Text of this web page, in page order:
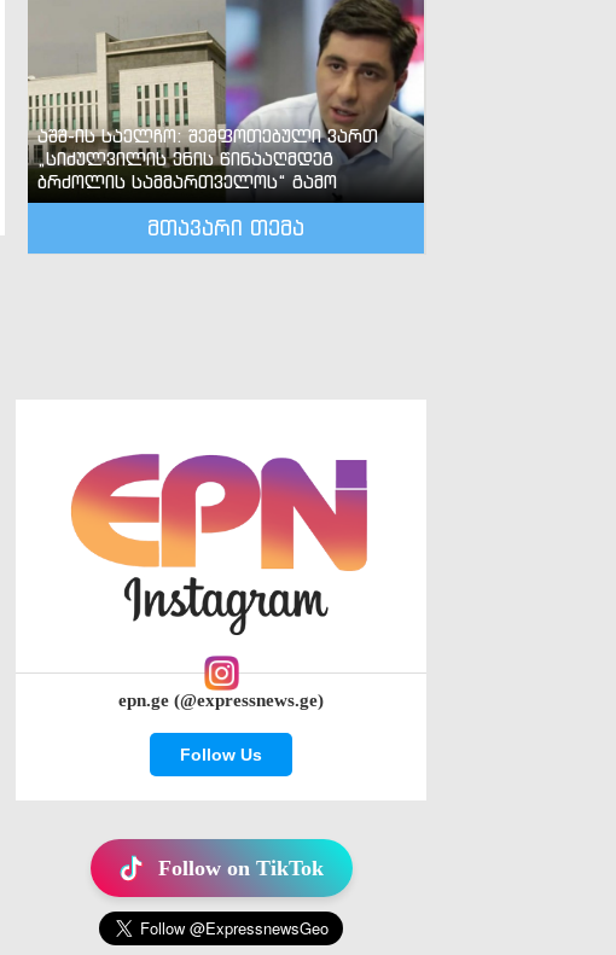
აშშ-ის საელჩო: შეშფოთებული ვართ
„სიძულვილის ენის წინააღმდეგ
ბრძოლის სამმართველოს“ გამო
მთავარი თემა
epn.ge (@expressnews.ge)
Follow Us
Follow on TikTok